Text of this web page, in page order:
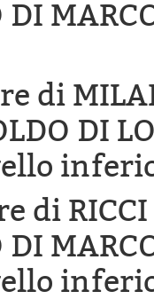
DI
di
DI
di
DI